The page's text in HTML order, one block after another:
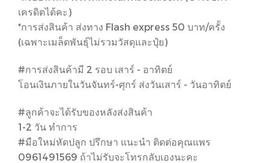
เครดิตได้คะ)
*การส่งสินค้า ส่งทาง Flash express 50 บาท/ครั้ง
(เฉพาะเมล็ดพันธุ์ไม่รวมวัสดุและปุ๋ย)
#การส่งสินค้ามี 2 รอบ เสาร์ - อาทิตย์
โอนเงินภายในวันจันทร์-ศุกร์ ส่งวันเสาร์ - วันอาทิตย์
#ลูกค้าจะได้รับของหลังส่งสินค้า
1-2 วัน ทำการ
#มือใหม่หัดปลูก ปรึกษา แนะนำ ติดต่อคุณแพร
0961491569 ถ้าไม่รับจะโทรกลับเองนะคะ